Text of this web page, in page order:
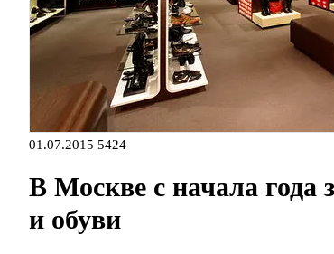
01.07.2015 5424
В Москве с начала года
и обуви